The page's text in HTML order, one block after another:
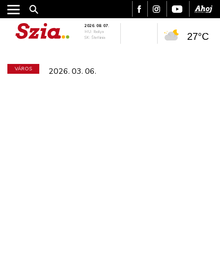
2026. 08. 07.
HU: Ibolya
SK: Štefánia
27°C
VÁROS 2026. 03. 06.